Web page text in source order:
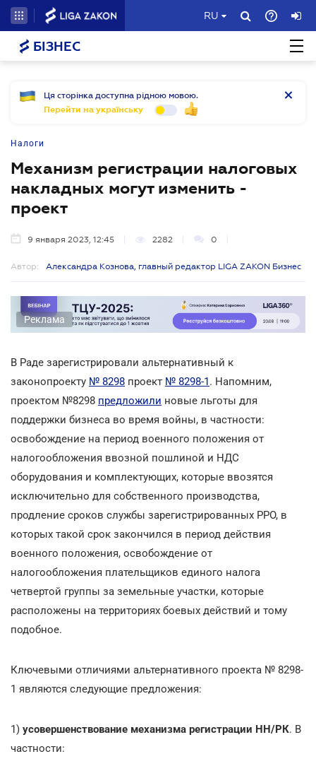
RU
БІЗНЕС
Ця сторінка доступна рідною мовою.
Перейти на українську
Налоги
Механизм регистрации налоговых
накладных могут изменить -
проект
9 января 2023, 12:45 2282 0
Автор: Александра Кознова, главный редактор LIGA ZAKON Бизнес
Реклама
В Раде зарегистрировали альтернативный к
законопроекту № 8298 проект № 8298-1. Напомним,
проектом №8298 предложили новые льготы для
поддержки бизнеса во время войны, в частности:
освобождение на период военного положения от
налогообложения ввозной пошлиной и НДС
оборудования и комплектующих, которые ввозятся
исключительно для собственного производства,
продление сроков службы зарегистрированных РРО, в
которых такой срок закончился в период действия
военного положения, освобождение от
налогообложения плательщиков единого налога
четвертой группы за земельные участки, которые
расположены на территориях боевых действий и тому
подобное.
Ключевыми отличиями альтернативного проекта № 8298-
1 являются следующие предложения:
1) усовершенствование механизма регистрации НН/РК. В
частности: